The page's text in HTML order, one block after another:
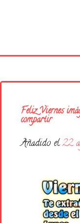
Días de la Semana
Buenas Noches
Feliz Cumpleaños
Festividad
Feliz Viernes
compartir
Añadido el22